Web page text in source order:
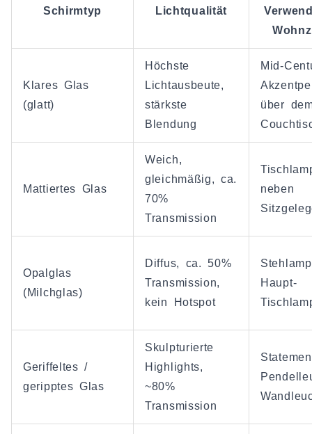
Schirmtyp Lichtqualität
Klares Glas
(glatt)
Höchste
Lichtausbeute,
stärkste
Blendung
Mid-
über
Mattiertes Glas
Weich,
gleichmäßig, ca.
70%
Transmission
neben
Opalglas
(Milchglas)
Diffus, ca. 50%
Transmission,
kein Hotspot
Haupt-
Geriffeltes /
geripptes Glas
Skulpturierte
Highlights,
~80%
Transmission